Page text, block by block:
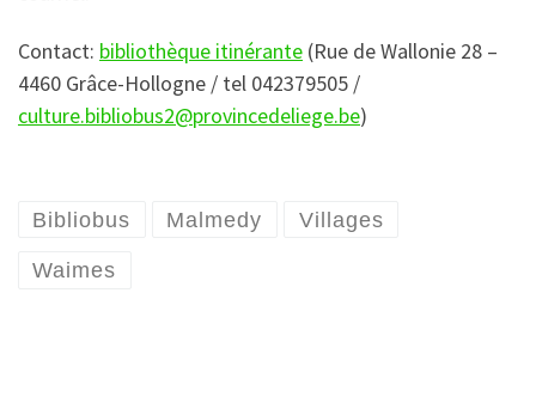
Contact: bibliothèque itinérante (Rue de Wallonie 28 –
4460 Grâce-Hollogne / tel 042379505 /
culture.bibliobus2@provincedeliege.be)
Bibliobus Malmedy Villages
Waimes